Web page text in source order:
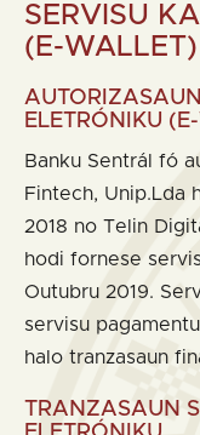
SERVISU
(E-
ELETRÓNIKU
Banku Sentrál fó
Fintech, Unip.Lda
2018 no Telin
hodi fornese
Outubru 2019.
servisu
halo tranzasaun
TRANZASAUN